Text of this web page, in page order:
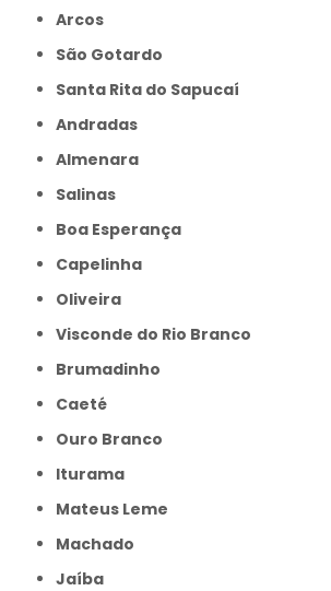
Arcos
São Gotardo
Santa Rita do Sapucaí
Andradas
Almenara
Salinas
Boa Esperança
Capelinha
Oliveira
Visconde do Rio Branco
Brumadinho
Caeté
Ouro Branco
Iturama
Mateus Leme
Machado
Jaíba